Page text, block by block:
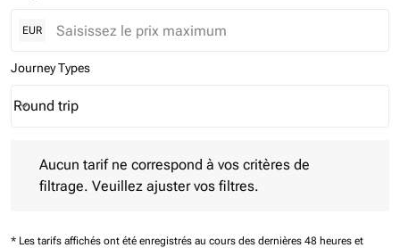
EUR
Journey Types
Journey Types option Round trip Selected
Round trip
keyboard_arrow_down
Aucun tarif ne correspond à vos critères de
filtrage. Veuillez ajuster vos filtres.
* Les tarifs affichés ont été enregistrés au cours des dernières 48 heures et